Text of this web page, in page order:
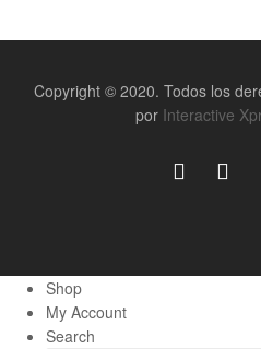
Copyright © 2020. Todos los
por Interactive
Shop
My Account
Search